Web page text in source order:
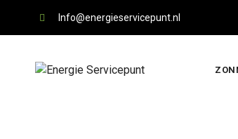
Info@energieservicepunt.nl